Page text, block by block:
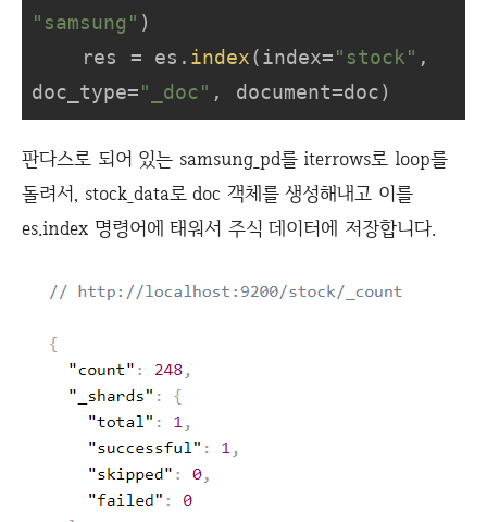
"samsung" )
    res = es.
index(index="stock" ,
doc_type="_doc" , document=doc)
판다스로 되어 있는 samsung_pd를 iterrows로 loop를
돌려서, stock_data로 doc 객체를 생성해내고 이를
es.index 명령어에 태워서 주식 데이터에 저장합니다.